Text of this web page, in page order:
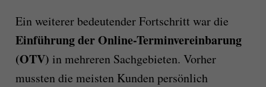
Ein weiterer bedeutender Fortschritt war die
Einführung der Online-Terminvereinbarung
(OTV) in mehreren Sachgebieten. Vorher
mussten die meisten Kunden persönlich